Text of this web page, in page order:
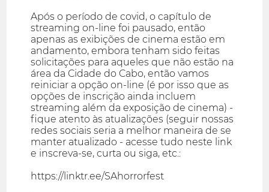
Após o período de covid, o capítulo de
streaming on-line foi pausado, então
apenas as exibições de cinema estão em
andamento, embora tenham sido feitas
solicitações para aqueles que não estão na
área da Cidade do Cabo, então vamos
reiniciar a opção on-line (é por isso que as
opções de inscrição ainda incluem
streaming além da exposição de cinema) -
fique atento às atualizações (seguir nossas
redes sociais seria a melhor maneira de se
manter atualizado - acesse tudo neste link
e inscreva-se, curta ou siga, etc.:
https://linktr.ee/SAhorrorfest